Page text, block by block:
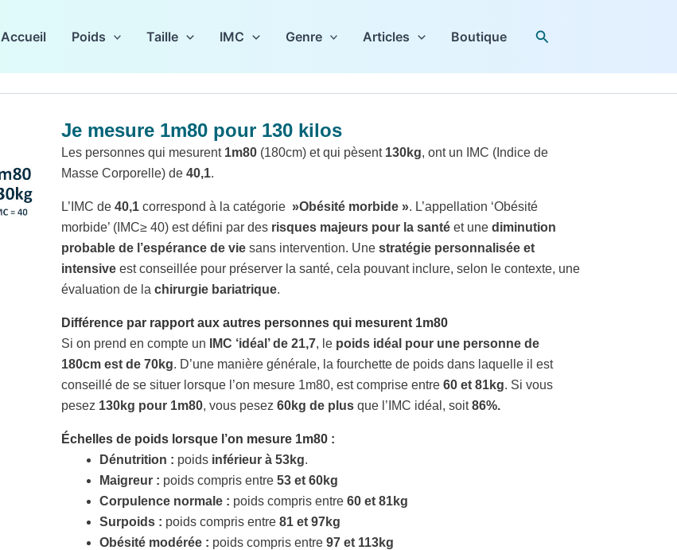
Accueil Poids Taille IMC Genre Articles Boutique Rechercher
Je mesure 1m80 pour 130 kilos
Les personnes qui mesurent 1m80 (180cm) et qui pèsent 130kg, ont un IMC (Indice de
Masse Corporelle) de 40,1.
L’IMC de 40,1 correspond à la catégorie »Obésité morbide ». L’appellation ‘Obésité
morbide’ (IMC≥ 40) est défini par des risques majeurs pour la santé et une diminution
probable de l’espérance de vie sans intervention. Une stratégie personnalisée et
intensive est conseillée pour préserver la santé, cela pouvant inclure, selon le contexte, une
évaluation de la chirurgie bariatrique.
Différence par rapport aux autres personnes qui mesurent 1m80
Si on prend en compte un
IMC ‘idéal’ de 21,7, le poids idéal pour une personne de
180cm est de 70kg. D’une manière générale, la fourchette de poids dans laquelle il est
conseillé de se situer lorsque l’on mesure 1m80, est comprise entre 60 et 81kg. Si vous
pesez 130kg pour 1m80, vous pesez 60kg de plus que l’IMC idéal, soit86%.
Échelles de poids lorsque l’on mesure 1m80 :
Dénutrition : poids inférieur à 53kg.
Maigreur : poids compris entre 53 et 60kg
Corpulence normale : poids compris entre 60 et 81kg
Surpoids : poids compris entre 81 et 97kg
Obésité modérée : poids compris entre 97 et 113kg